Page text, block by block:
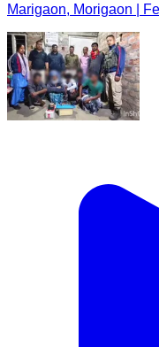
Marigaon, Morigaon |